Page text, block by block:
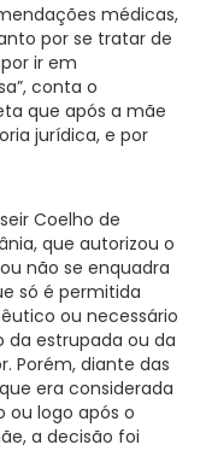
médicas,
por se tratar de
ir em
conta o
que após a mãe
jurídica, e por
Coelho de
que autorizou o
não se enquadra
só é permitida
ou necessário
estrupada ou da
Porém, diante das
era considerada
logo após o
a decisão foi